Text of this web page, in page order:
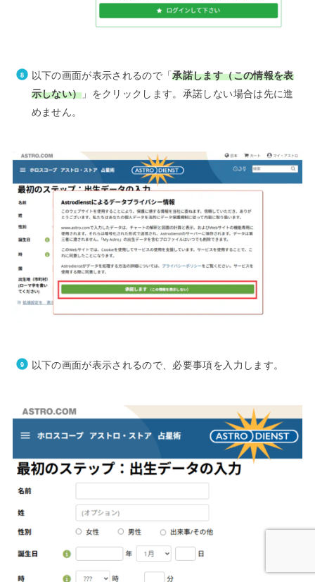
以下の画面が表示されるので「承諾します（この情報を表
示しない） 」をクリックします。承諾しない場合は先に進
めません。
以下の画面が表示されるので、必要事項を入力します。